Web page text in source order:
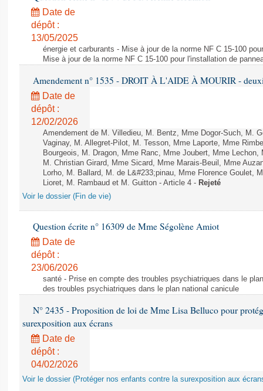
Date de
dépôt :
13/05/2025
énergie et carburants - Mise à jour de la norme NF C 15-100
Mise à jour de la norme NF C 15-100 pour l'installation de
Amendement n° 1535 - DROIT À L'AIDE À MOURIR -
Date de
dépôt :
12/02/2026
Amendement de M. Villedieu, M. Bentz, Mme Dogor-Such, M.
Vaginay, M. Allegret-Pilot, M. Tesson, Mme Laporte, Mme
Bourgeois, M. Dragon, Mme Ranc, Mme Joubert, Mme
M. Christian Girard, Mme Sicard, Mme Marais-Beuil, Mme
Lorho, M. Ballard, M. de L&#233;pinau, Mme Florence Goulet,
Lioret, M. Rambaud et M. Guitton - Article 4 - Rejeté
Voir le dossier (Fin de vie)
Question écrite n° 16309 de Mme Ségolène Amiot
Date de
dépôt :
23/06/2026
santé - Prise en compte des troubles psychiatriques dans le
des troubles psychiatriques dans le plan national canicule
N° 2435 - Proposition de loi de Mme Lisa Belluco pour
surexposition aux écrans
Date de
dépôt :
04/02/2026
Voir le dossier (Protéger nos enfants contre la surexposition aux